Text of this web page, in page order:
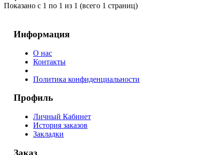
Показано с 1 по 1 из 1 (всего 1 страниц)
Информация
О нас
Контакты
Политика конфиденциальности
Профиль
Личный Кабинет
История заказов
Закладки
Заказ